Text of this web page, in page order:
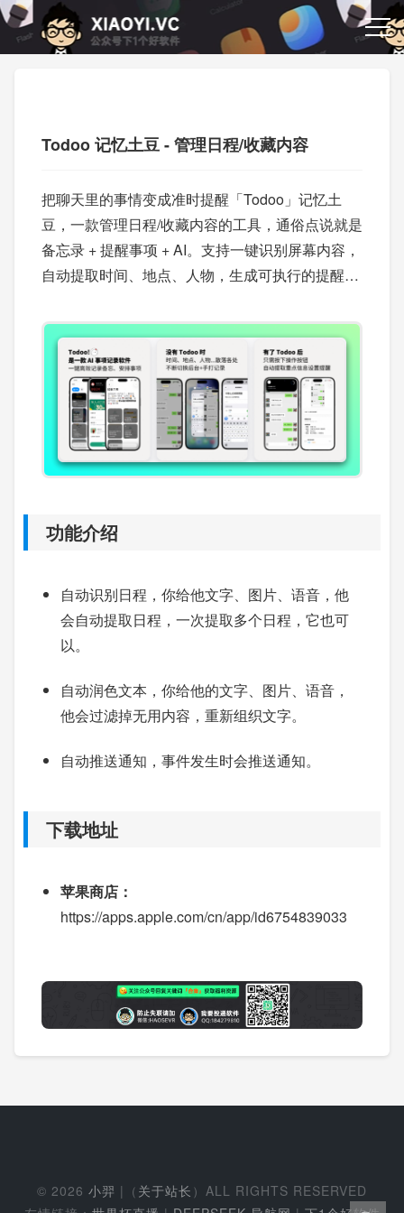
Todoo 记忆土豆 - 管理日程/收藏内容
把聊天里的事情变成准时提醒「Todoo」记忆土
豆，一款管理日程/收藏内容的工具，通俗点说就是
备忘录 + 提醒事项 + AI。支持一键识别屏幕内容，
自动提取时间、地点、人物，生成可执行的提醒和
功能介绍
自动识别日程，你给他文字、图片、语音，他
会自动提取日程，一次提取多个日程，它也可
以。
自动润色文本，你给他的文字、图片、语音，
他会过滤掉无用内容，重新组织文字。
自动推送通知，事件发生时会推送通知。
下载地址
苹果商店：
https://apps.apple.com/cn/app/id6754839033
© 2026 小羿 |（ 关于站长 ）ALL RIGHTS RESERVED